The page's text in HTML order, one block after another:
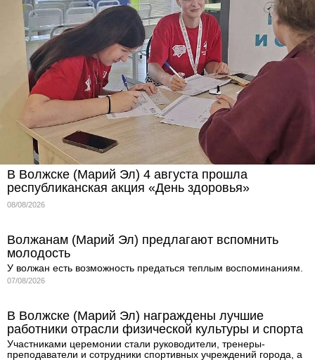
В Волжске (Марий Эл) 4 августа прошла
республиканская акция «День здоровья»
08/08/2026
Волжанам (Марий Эл) предлагают вспомнить
молодость
У волжан есть возможность предаться теплым воспоминаниям.
07/08/2026
В Волжске (Марий Эл) награждены лучшие
работники отрасли физической культуры и спорта
Участниками церемонии стали руководители, тренеры-
преподаватели и сотрудники спортивных учреждений города, а